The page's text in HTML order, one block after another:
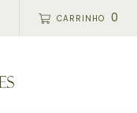
CARRINHO 0